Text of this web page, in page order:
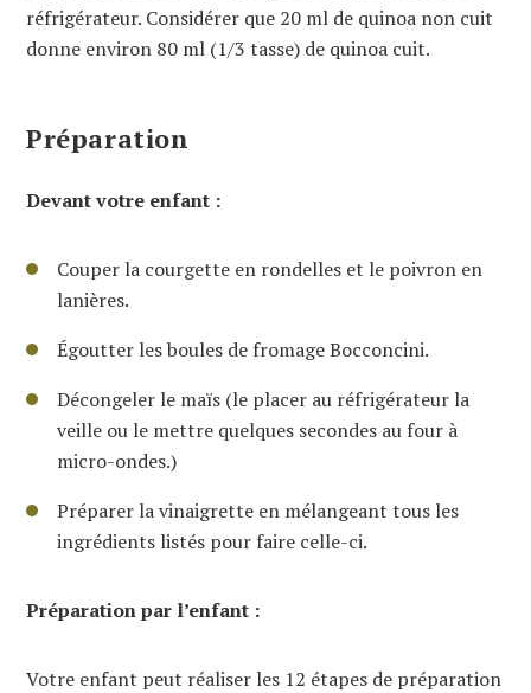
réfrigérateur. Considérer que 20 ml de quinoa non cuit
donne environ 80 ml (1/3 tasse) de quinoa cuit.
Préparation
Devant votre enfant :
Couper la courgette en rondelles et le poivron en
lanières.
Égoutter les boules de fromage Bocconcini.
Décongeler le maïs (le placer au réfrigérateur la
veille ou le mettre quelques secondes au four à
micro-ondes.)
Préparer la vinaigrette en mélangeant tous les
ingrédients listés pour faire celle-ci.
Préparation par l’enfant :
Votre enfant peut réaliser les 12 étapes de préparation